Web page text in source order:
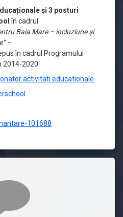
şi 3 posturi
în cadrul
Baia Mare – incluziune și
–
în cadrul Programului
2014-2020.
activitati educationale
101688